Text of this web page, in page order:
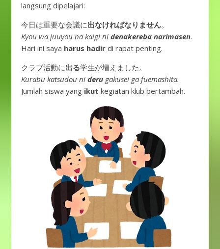
langsung dipelajari:
今日は重要な会議に出なければなりません。
Kyou wa juuyou na kaigi ni denakereba narimasen.
Hari ini saya harus hadir di rapat penting.
クラブ活動に出る学生が増えました。
Kurabu katsudou ni deru gakusei ga fuemashita.
Jumlah siswa yang ikut kegiatan klub bertambah.